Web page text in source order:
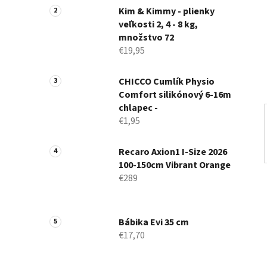
n
Kim & Kimmy - plienky
veľkosti 2, 4 - 8 kg,
množstvo 72
€19,95
CHICCO Cumlík Physio
Comfort silikónový 6-16m
chlapec -
€1,95
Recaro Axion1 I-Size 2026
100-150cm Vibrant Orange
€289
Bábika Evi 35 cm
€17,70